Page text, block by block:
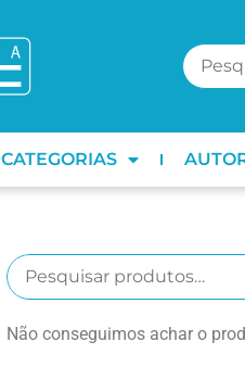
CATEGORIAS
Não conseguimos achar o